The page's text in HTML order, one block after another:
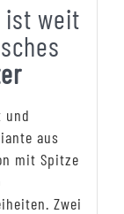
ist weit
und
aus
mit Spitze
Zwei